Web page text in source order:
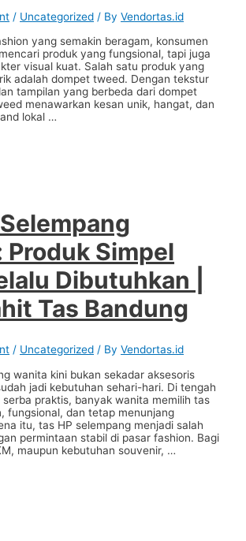
/ Uncategorized / ByVendortas.id
yang semakin beragam, konsumen
produk yang fungsional, tapi juga
visual kuat. Salah satu produk yang
adalah dompet tweed. Dengan tekstur
tampilan yang berbeda dari dompet
menawarkan kesan unik, hangat, dan
lokal …
Produk Simpel
Dibutuhkan |
Tas Bandung
/ Uncategorized / ByVendortas.id
wanita kini bukan sekadar aksesoris
jadi kebutuhan sehari-hari. Di tengah
praktis, banyak wanita memilih tas
fungsional, dan tetap menunjang
itu, tas HP selempang menjadi salah
permintaan stabil di pasar fashion. Bagi
maupun kebutuhan souvenir, …